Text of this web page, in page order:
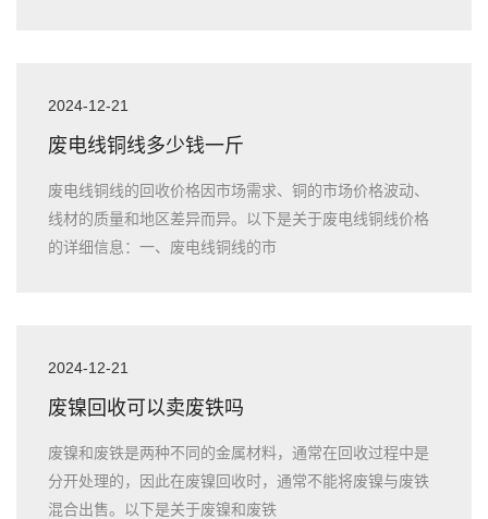
2024-12-21
废电线铜线多少钱一斤
废电线铜线的回收价格因市场需求、铜的市场价格波动、
线材的质量和地区差异而异。以下是关于废电线铜线价格
的详细信息：一、废电线铜线的市
2024-12-21
废镍回收可以卖废铁吗
废镍和废铁是两种不同的金属材料，通常在回收过程中是
分开处理的，因此在废镍回收时，通常不能将废镍与废铁
混合出售。以下是关于废镍和废铁